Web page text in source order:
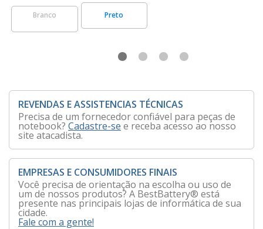
Branco Preto
REVENDAS E ASSISTENCIAS TÉCNICAS
Precisa de um fornecedor confiável para peças de
notebook? Cadastre-se e receba acesso ao nosso
site atacadista.
EMPRESAS E CONSUMIDORES FINAIS
Você precisa de orientação na escolha ou uso de
um de nossos produtos? A BestBattery® está
presente nas principais lojas de informática de sua
cidade.
Fale com a gente!